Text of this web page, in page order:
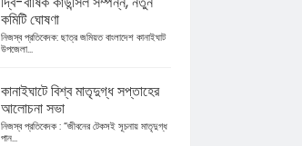
কমিটি ঘোষণা
নিজস্ব প্রতিবেদক: ছাত্র জমিয়ত বাংলাদেশ কানাইঘাট
উপজেলা...
কানাইঘাটে বিশ্ব মাতৃদুগ্ধ সপ্তাহের
আলোচনা সভা
নিজস্ব প্রতিবেদক : “জীবনের টেকসই সূচনায় মাতৃদুগ্ধ
পান...